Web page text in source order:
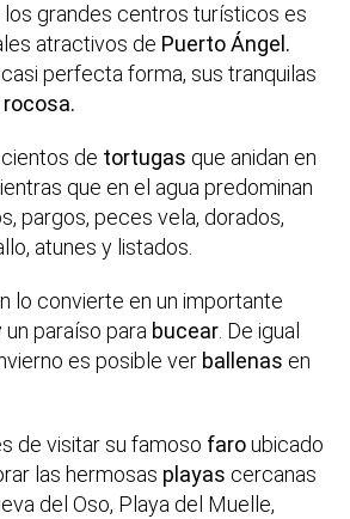
los grandes centros turísticos es
atractivos de Puerto Ángel.
perfecta forma, sus tranquilas
de tortugas que anidan en
que en el agua predominan
pargos, peces vela, dorados,
atunes y listados.
lo convierte en un importante
un paraíso para bucear. De igual
es posible ver ballenas en
de visitar su famoso faroubicado
las hermosas playas cercanas
del Oso, Playa del Muelle,